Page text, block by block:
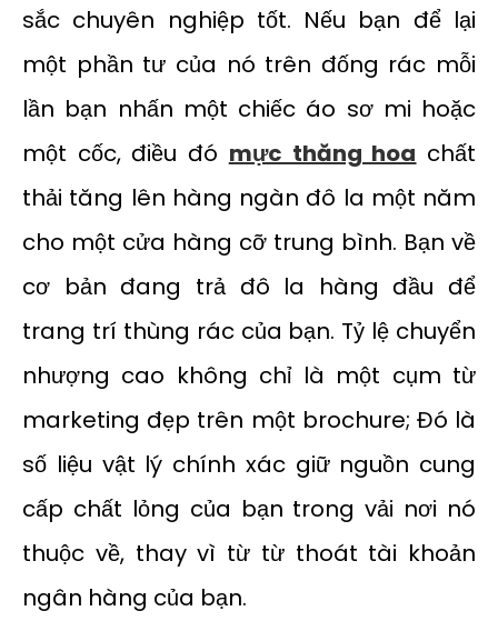
sắc chuyên nghiệp tốt. Nếu bạn để lại
một phần tư của nó trên đống rác mỗi
lần bạn nhấn một chiếc áo sơ mi hoặc
một cốc, điều đó mực thăng hoa chất
thải tăng lên hàng ngàn đô la một năm
cho một cửa hàng cỡ trung bình. Bạn về
cơ bản đang trả đô la hàng đầu để
trang trí thùng rác của bạn. Tỷ lệ chuyển
nhượng cao không chỉ là một cụm từ
marketing đẹp trên một brochure; Đó là
số liệu vật lý chính xác giữ nguồn cung
cấp chất lỏng của bạn trong vải nơi nó
thuộc về, thay vì từ từ thoát tài khoản
ngân hàng của bạn.